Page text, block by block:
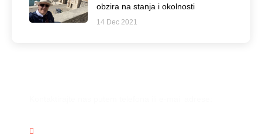
obzira na stanja i okolnosti
14 Dec 2021